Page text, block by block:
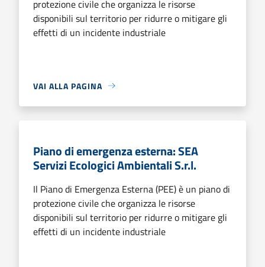
protezione civile che organizza le risorse
disponibili sul territorio per ridurre o mitigare gli
effetti di un incidente industriale
VAI ALLA PAGINA
Piano di emergenza esterna: SEA
Servizi Ecologici Ambientali S.r.l.
Il Piano di Emergenza Esterna (PEE) è un piano di
protezione civile che organizza le risorse
disponibili sul territorio per ridurre o mitigare gli
effetti di un incidente industriale